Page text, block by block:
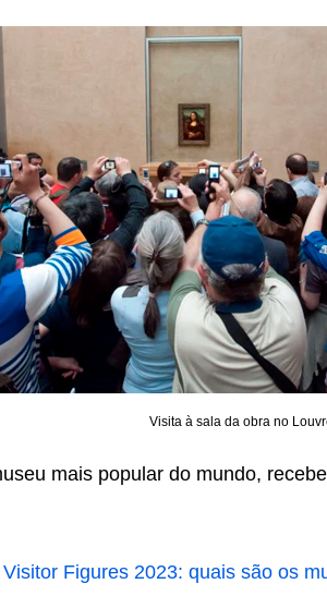
Visita à sala da obra no
mais popular do mundo,
Visitor Figures 2023: quais são os